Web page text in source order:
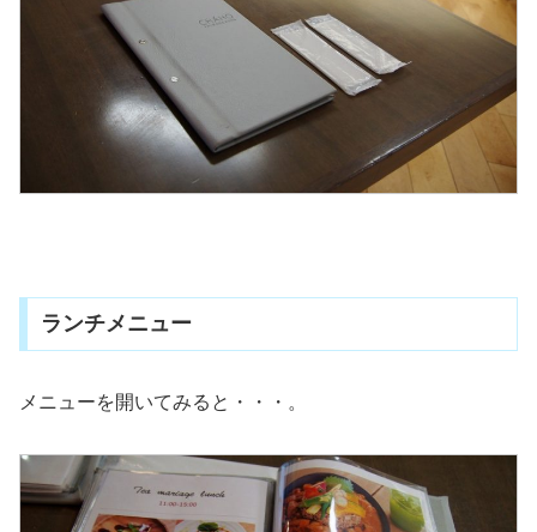
ランチメニュー
メニューを開いてみると・・・。